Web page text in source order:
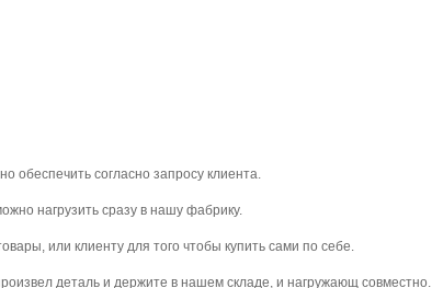
обеспечить согласно запросу клиента.
нагрузить сразу в нашу фабрику.
или клиенту для того чтобы купить сами по себе.
деталь и держите в нашем складе, и нагружающ совместно.